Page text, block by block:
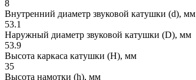
8
Внутренний диаметр звуковой катушки (d), мм
53.1
Наружный диаметр звуковой катушки (D), мм
53.9
Высота каркаса катушки (H), мм
35
Высота намотки (h), мм